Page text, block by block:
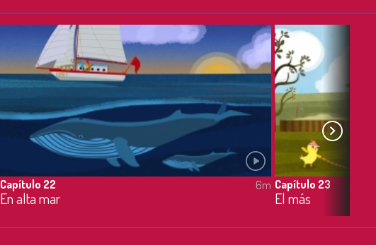
Capítulo 22
En alta mar
6m Capítulo 23
El más